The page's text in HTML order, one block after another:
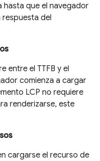
hasta que el navegador
del
entre el TTFB y el
comienza a cargar
LCP no requiere
renderizarse, este
cargarse el recurso de